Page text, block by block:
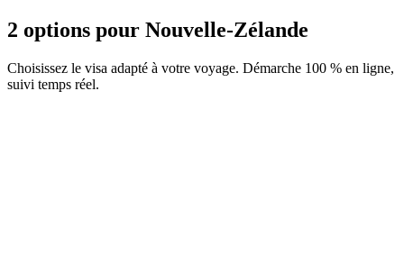
2 options pour Nouvelle-Zélande
Choisissez le visa adapté à votre voyage. Démarche 100 % en ligne,
suivi temps réel.